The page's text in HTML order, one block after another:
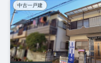
中古一戸建